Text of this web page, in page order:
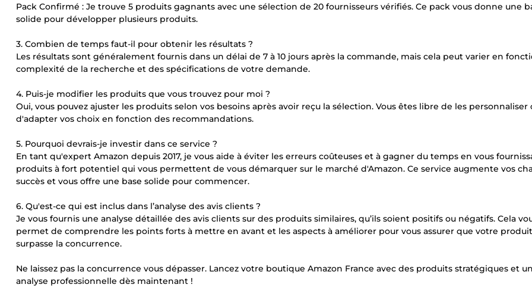
Pack Confirmé : Je trouve 5 produits gagnants avec une sélection de 20 fournisseurs vérifiés. Ce pack vous donne une
solide pour développer plusieurs produits.
3. Combien de temps faut-il pour obtenir les résultats ?
Les résultats sont généralement fournis dans un délai de 7 à 10 jours après la commande, mais cela peut varier en
complexité de la recherche et des spécifications de votre demande.
4. Puis-je modifier les produits que vous trouvez pour moi ?
Oui, vous pouvez ajuster les produits selon vos besoins après avoir reçu la sélection. Vous êtes libre de les personnaliser
d'adapter vos choix en fonction des recommandations.
5. Pourquoi devrais-je investir dans ce service ?
En tant qu'expert Amazon depuis 2017, je vous aide à éviter les erreurs coûteuses et à gagner du temps en vous
produits à fort potentiel qui vous permettent de vous démarquer sur le marché d'Amazon. Ce service augmente vos
succès et vous offre une base solide pour commencer.
6. Qu'est-ce qui est inclus dans l’analyse des avis clients ?
Je vous fournis une analyse détaillée des avis clients sur des produits similaires, qu’ils soient positifs ou négatifs. Cela
permet de comprendre les points forts à mettre en avant et les aspects à améliorer pour vous assurer que votre produit
surpasse la concurrence.
Ne laissez pas la concurrence vous dépasser. Lancez votre boutique Amazon France avec des produits stratégiques et
analyse professionnelle dès maintenant !